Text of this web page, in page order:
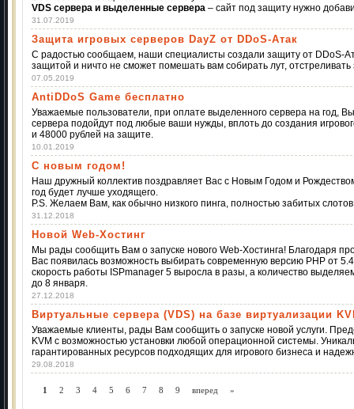
VDS сервера и выделенные сервера – сайт под защиту нужно
31.07.2019
Защита игровых серверов DayZ от DDoS-Атак
С радостью сообщаем, наши специалисты создали защиту от DDoS-
защитой и ничто не сможет помешать вам собирать лут, отстреливать
07.05.2019
AntiDDoS Game бесплатно
Уважаемые пользователи, при оплате выделенного сервера на год,
сервера подойдут под любые ваши нужды, вплоть до создания
и 48000 рублей на защите.
10.01.2019
С новым годом!
Наш дружный коллектив поздравляет Вас с Новым Годом и
год будет лучше уходящего.
P.S. Желаем Вам, как обычно низкого пинга, полностью забитых
31.12.2018
Новой Web-Хостинг
Мы рады сообщить Вам о запуске нового Web-Хостинга! Благодаря
Вас появилась возможность выбирать современную версию PHP от
скорость работы ISPmanager 5 выросла в разы, а количество
до 8 января.
27.12.2018
Виртуальные сервера (VDS) на базе виртуализации
Уважаемые клиенты, рады Вам сообщить о запуске новой услуги.
KVM с возможностью установки любой операционной системы.
гарантированных ресурсов подходящих для игрового бизнеса и
29.08.2018
1 2 3 4 5 6 7 8 9 вперед »